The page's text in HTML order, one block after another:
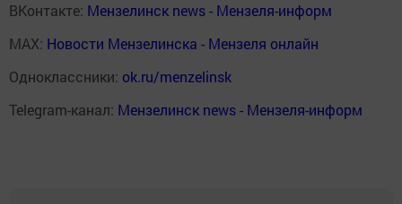
ВКонтакте: Мензелинск news - Мензеля-информ
MAX: Новости Мензелинска - Мензеля онлайн
Одноклассники: ok.ru/menzelinsk
Telegram-канал: Мензелинск news - Мензеля-информ